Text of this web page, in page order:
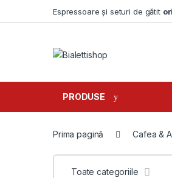
Espressoare și seturi de gătit
PRODUSE
Prima pagină Cafea &
Toate categoriile